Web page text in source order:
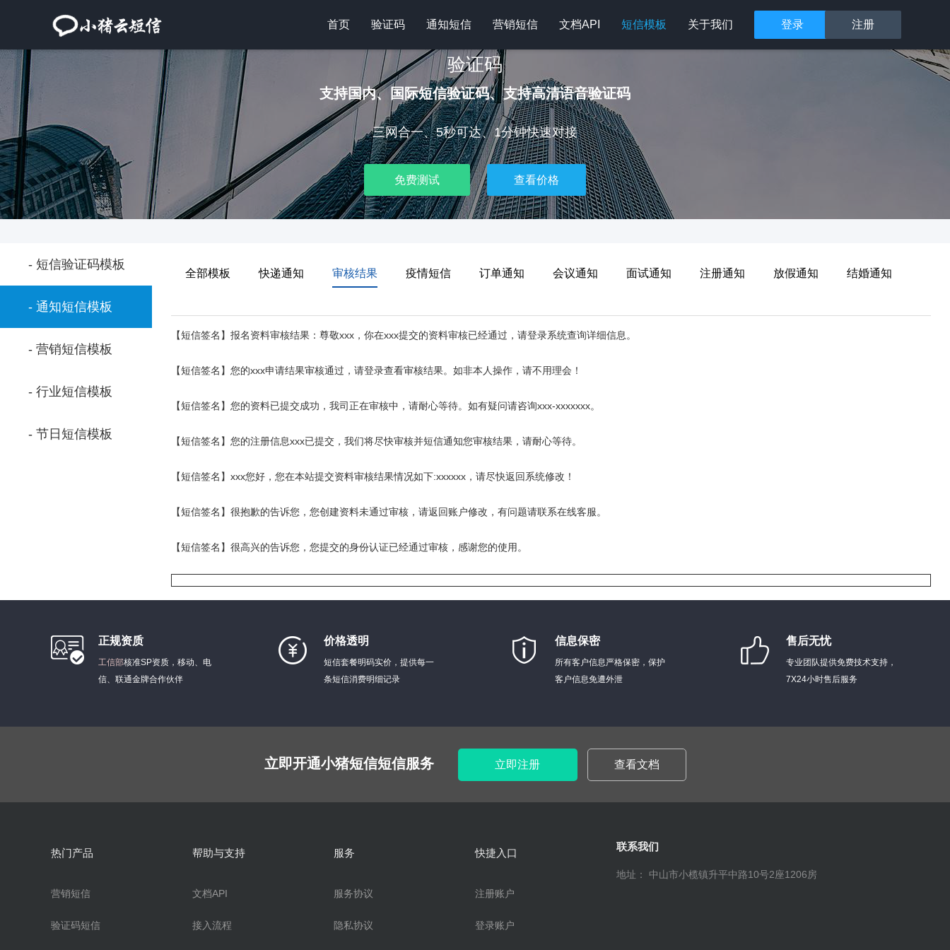
首页 验证码 通知短信 营销短信 文档API 短信模板 关于我们 登录 注册
验证码
支持国内、国际短信验证码、支持高清语音验证码
三网合一、5秒可达、1分钟快速对接
免费测试 查看价格
- 短信验证码模板
- 通知短信模板
- 营销短信模板
- 行业短信模板
- 节日短信模板
全部模板 快递通知 审核结果 疫情短信 订单通知 会议通知 面试通知 注册通知 放假通知 结婚通知
【短信签名】报名资料审核结果：尊敬xxx，你在xxx提交的资料审核已经通过，请登录系统查询详细信息。
【短信签名】您的xxx申请结果审核通过，请登录查看审核结果。如非本人操作，请不用理会！
【短信签名】您的资料已提交成功，我司正在审核中，请耐心等待。如有疑问请咨询xxx-xxxxxxx。
【短信签名】您的注册信息xxx已提交，我们将尽快审核并短信通知您审核结果，请耐心等待。
【短信签名】xxx您好，您在本站提交资料审核结果情况如下:xxxxxx，请尽快返回系统修改！
【短信签名】很抱歉的告诉您，您创建资料未通过审核，请返回账户修改，有问题请联系在线客服。
【短信签名】很高兴的告诉您，您提交的身份认证已经通过审核，感谢您的使用。
正规资质
工信部核准SP资质，移动、电
信、联通金牌合作伙伴
价格透明
短信套餐明码实价，提供每一
条短信消费明细记录
信息保密
所有客户信息严格保密，保护
客户信息免遭外泄
售后无忧
专业团队提供免费技术支持，
7X24小时售后服务
立即开通小猪短信短信服务 立即注册 查看文档
热门产品
营销短信
验证码短信
帮助与支持
文档API
接入流程
服务
服务协议
隐私协议
快捷入口
注册账户
登录账户
联系我们
地址： 中山市小榄镇升平中路10号2座1206房